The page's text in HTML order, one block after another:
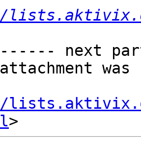
next
attachment